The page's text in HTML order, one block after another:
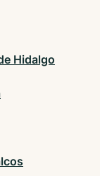
Hidalgo